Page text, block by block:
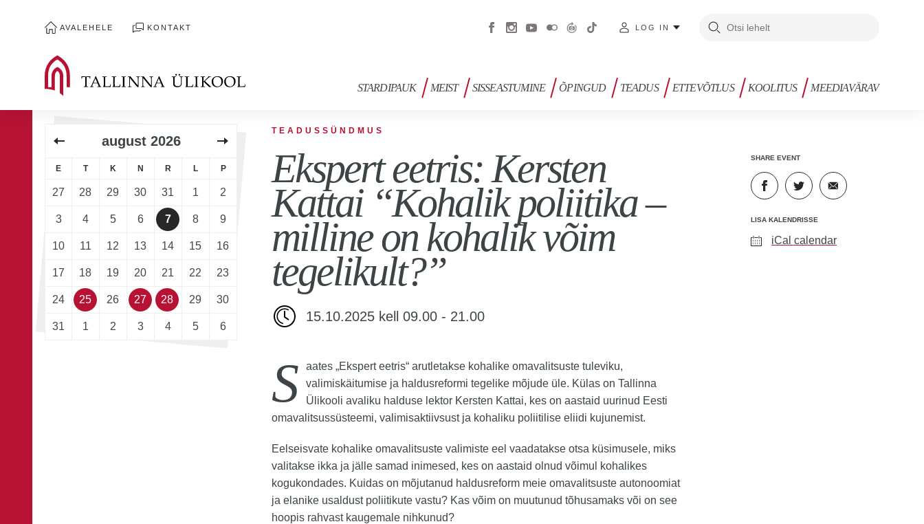
AVALEHELE KONTAKT LOG IN
STARDIPAUK MEIST SISSEASTUMINE ÕPINGUD TEADUS ETTEVÕTLUS KOOLITUS MEEDIAVÄRAV
august 2026
E T K N R L P
27 28 29 30 31 1 2
3 4 5 6 7 8 9
10 11 12 13 14 15 16
17 18 19 20 21 22 23
24 25 26 27 28 29 30
31 1 2 3 4 5 6
TEADUSSÜNDMUS
Ekspert eetris: Kersten
Kattai “Kohalik poliitika –
milline on kohalik võim
tegelikult?”
15.10.2025 kell 09.00 - 21.00
SHARE EVENT
LISA KALENDRISSE
iCal calendar
S
aates „Ekspert eetris“ arutletakse kohalike omavalitsuste tuleviku,
valimiskäitumise ja haldusreformi tegelike mõjude üle. Külas on Tallinna
Ülikooli avaliku halduse lektor Kersten Kattai, kes on aastaid uurinud Eesti
omavalitsussüsteemi, valimisaktiivsust ja kohaliku poliitilise eliidi kujunemist.
Eelseisvate kohalike omavalitsuste valimiste eel vaadatakse otsa küsimusele, miks
valitakse ikka ja jälle samad inimesed, kes on aastaid olnud võimul kohalikes
kogukondades. Kuidas on mõjutanud haldusreform meie omavalitsuste autonoomiat
ja elanike usaldust poliitikute vastu? Kas võim on muutunud tõhusamaks või on see
hoopis rahvast kaugemale nihkunud?